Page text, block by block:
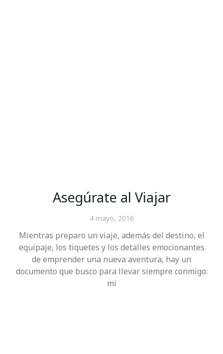
Asegúrate al Viajar
4 mayo, 2016
Mientras preparo un viaje, además del destino, el
equipaje, los tiquetes y los detalles emocionantes
de emprender una nueva aventura, hay un
documento que busco para llevar siempre conmigo:
mi